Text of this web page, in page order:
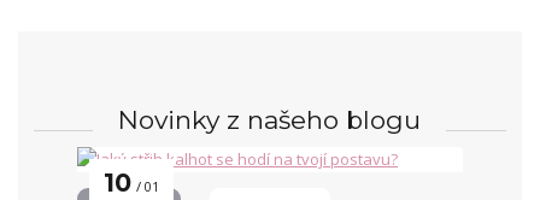
Novinky z našeho blogu
10 01